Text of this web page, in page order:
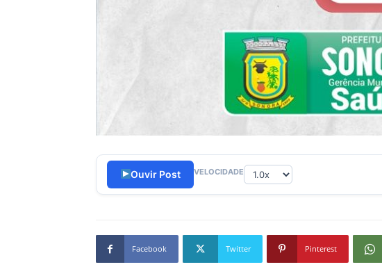
Ouvir Post VELOCIDADE
Facebook Twitter Pinterest